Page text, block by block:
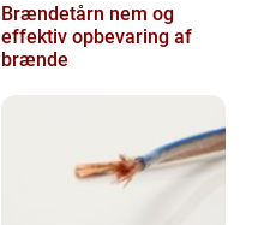
Brændetårn nem og
effektiv opbevaring af
brænde